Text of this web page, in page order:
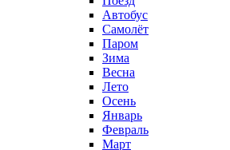
Автобус
Самолёт
Паром
Зима
Весна
Лето
Осень
Январь
Февраль
Март